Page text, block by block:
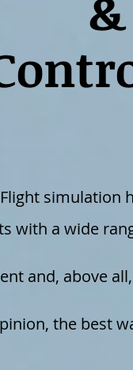
Flight simulation
with a wide
and, above
the best